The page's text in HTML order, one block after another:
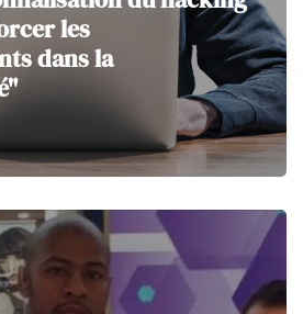
les
dans la